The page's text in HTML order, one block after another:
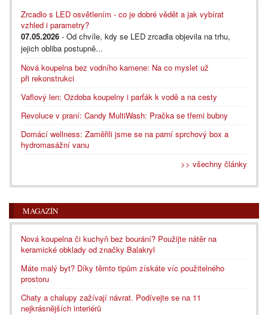
Zrcadlo s LED osvětlením - co je dobré vědět a jak vybírat
vzhled i parametry?
07.05.2026 - Od chvíle, kdy se LED zrcadla objevila na trhu,
jejich obliba postupně...
Nová koupelna bez vodního kamene: Na co myslet už
při rekonstrukci
Vaflový len: Ozdoba koupelny i parťák k vodě a na cesty
Revoluce v praní: Candy MultiWash: Pračka se třemi bubny
Domácí wellness: Zaměřili jsme se na parní sprchový box a
hydromasážní vanu
>> všechny články
MAGAZÍN
Nová koupelna či kuchyň bez bourání? Použijte nátěr na
keramické obklady od značky Balakryl
Máte malý byt? Díky těmto tipům získáte víc použitelného
prostoru
Chaty a chalupy zažívají návrat. Podívejte se na 11
nejkrásnějších interiérů